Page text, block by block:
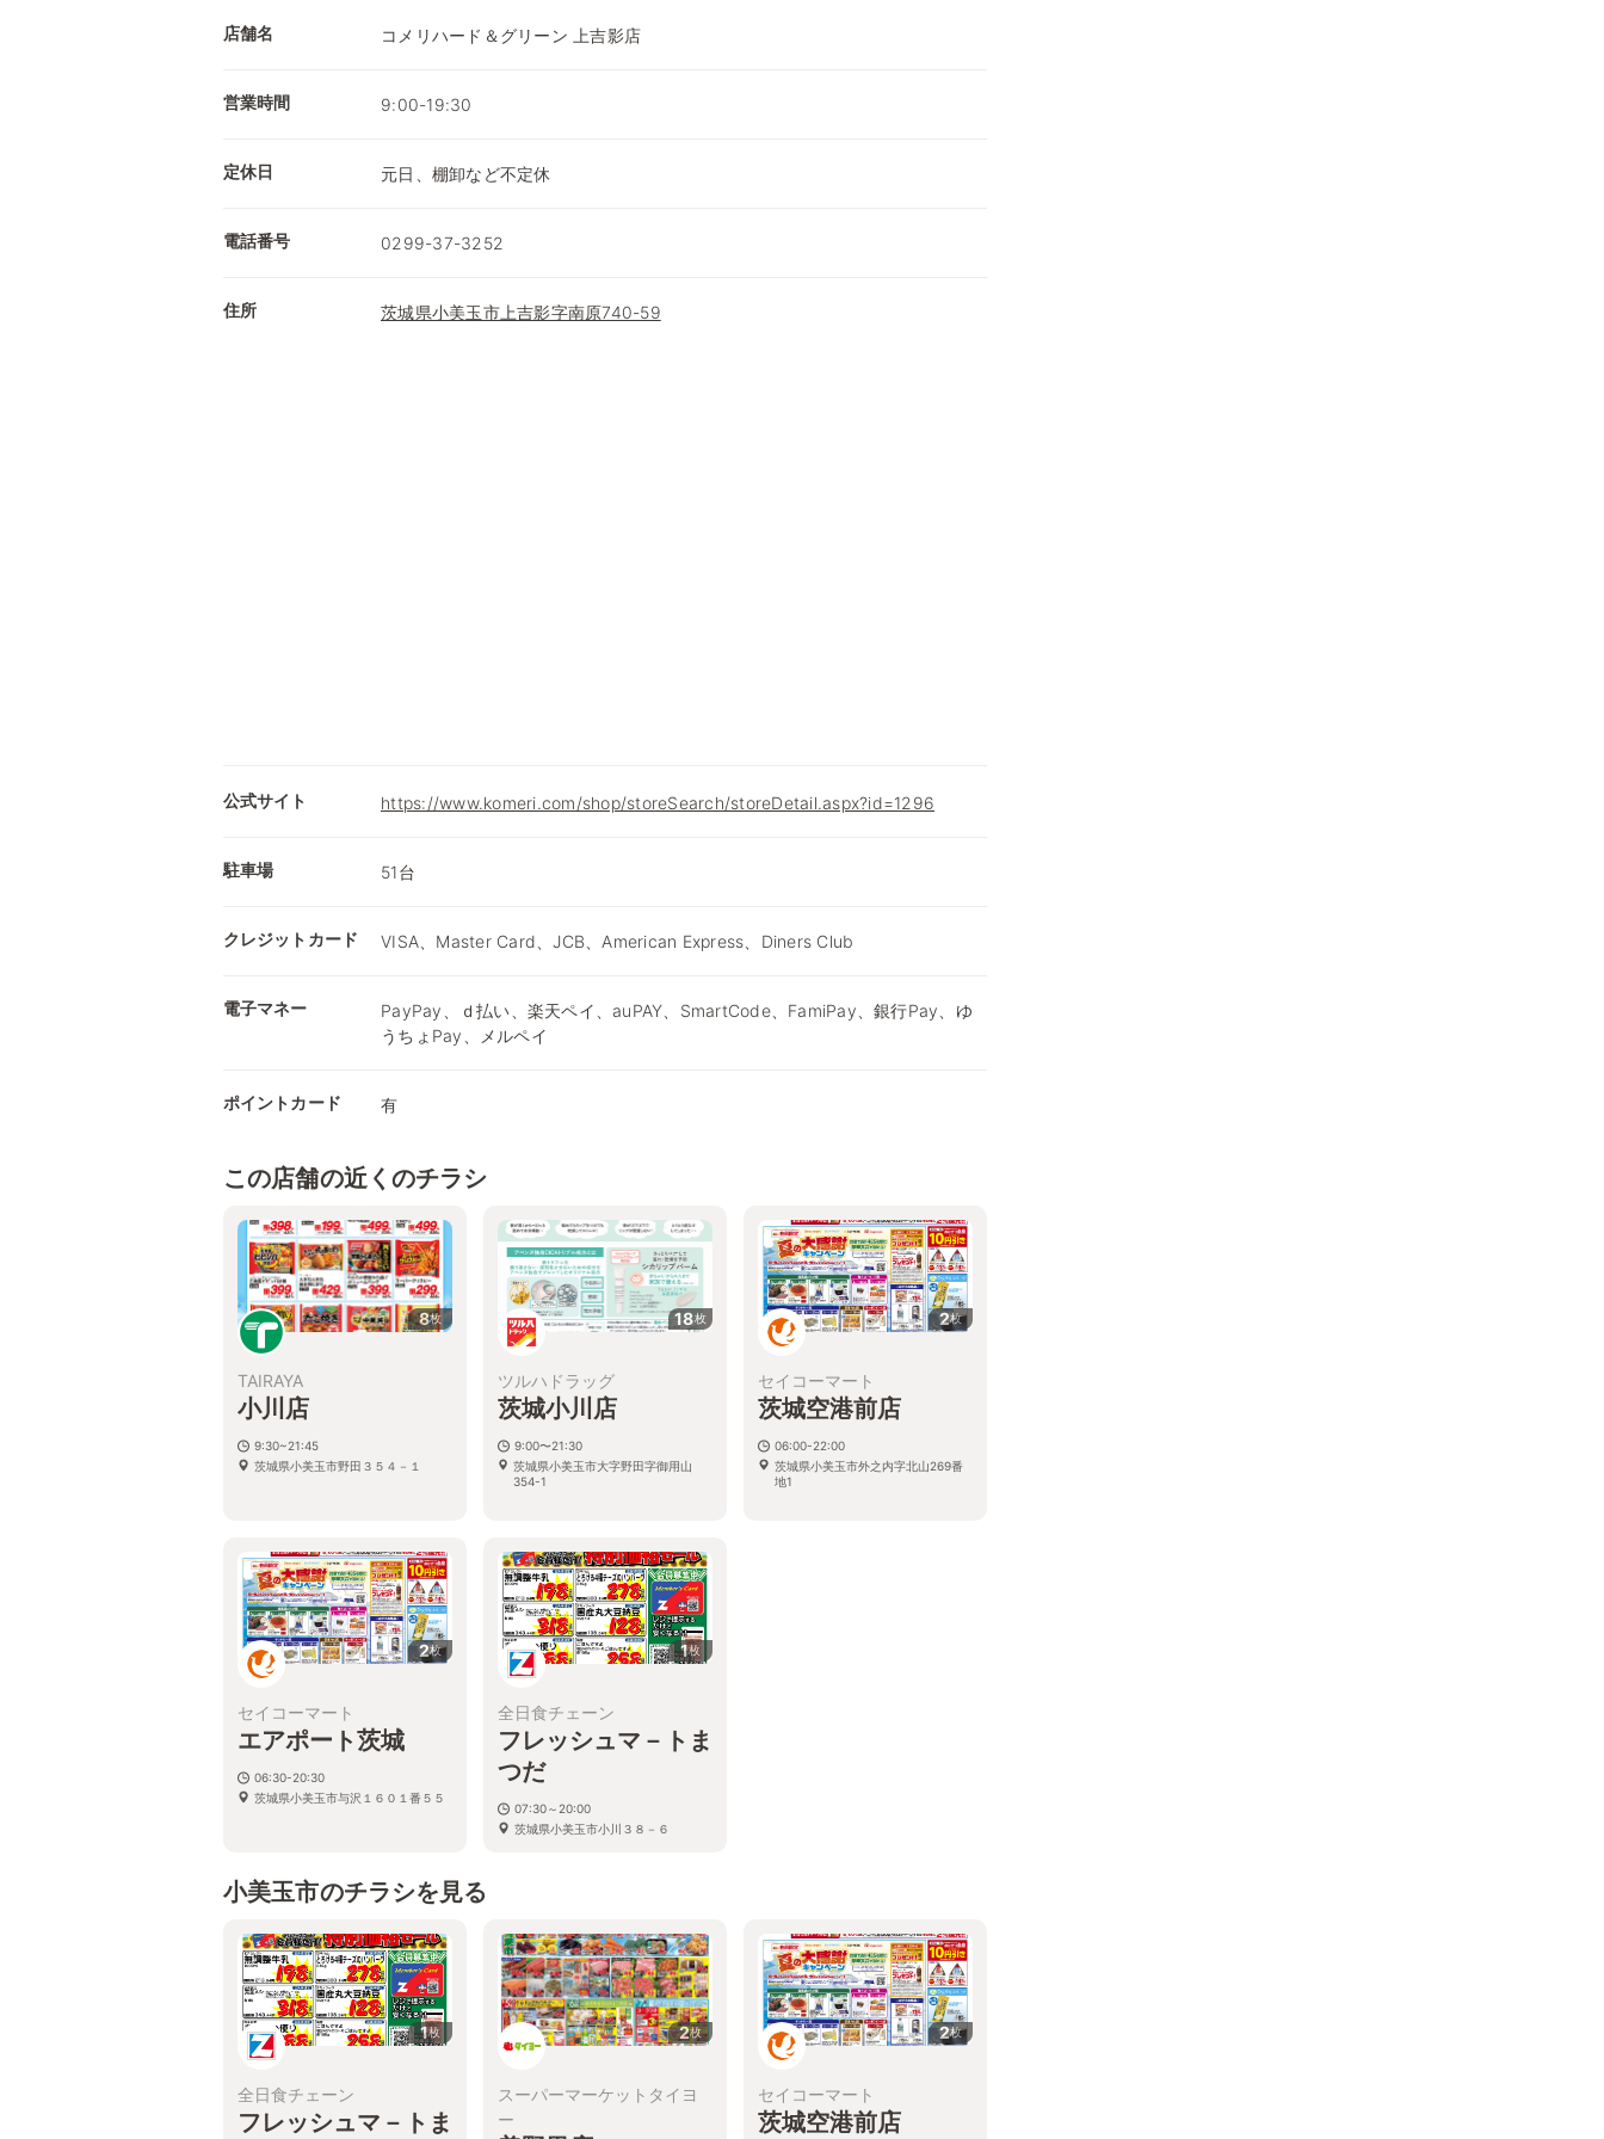
店舗名 コメリハード＆グリーン 上吉影店
営業時間 9:00-19:30
定休日 元日、棚卸など不定休
電話番号 0299-37-3252
住所 茨城県小美玉市上吉影字南原740-59
公式サイト https://www.komeri.com/shop/storeSearch/storeDetail.aspx?id=1296
駐車場 51台
クレジットカード VISA、Master Card、JCB、American Express、Diners Club
電子マネー
PayPay、ｄ払い、楽天ペイ、auPAY、SmartCode、FamiPay、銀行Pay、ゆ
うちょPay、メルペイ
ポイントカード 有
この店舗の近くのチラシ
8枚
TAIRAYA
小川店
9:30~21:45
茨城県小美玉市野田３５４－１
18枚
ツルハドラッグ
茨城小川店
9:00〜21:30
茨城県小美玉市大字野田字御用山
354-1
2枚
セイコーマート
茨城空港前店
06:00-22:00
茨城県小美玉市外之内字北山269番
地1
2枚
セイコーマート
エアポート茨城
06:30-20:30
茨城県小美玉市与沢１６０１番５５
1枚
全日食チェーン
フレッシュマ－トま
つだ
07:30～20:00
茨城県小美玉市小川３８－６
小美玉市のチラシを見る
1枚
全日食チェーン
フレッシュマ－トま
2枚
スーパーマーケットタイヨ
ー
2枚
セイコーマート
茨城空港前店